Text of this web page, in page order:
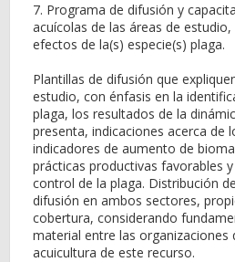
7. Programa de difusión y
acuícolas de las áreas de
efectos de la(s) especie(s) plaga.
Plantillas de difusión que
estudio, con énfasis en la
plaga, los resultados de la
presenta, indicaciones acerca de
indicadores de aumento de
prácticas productivas favorables
control de la plaga. Distribución
difusión en ambos sectores,
cobertura, considerando
material entre las organizaciones
acuicultura de este recurso.